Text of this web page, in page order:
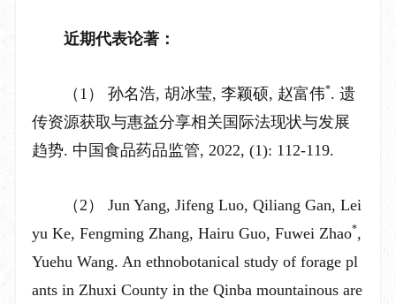
近期代表论著：
（1） 孙名浩, 胡冰莹, 李颖硕, 赵富伟*. 遗
传资源获取与惠益分享相关国际法现状与发展
趋势. 中国食品药品监管, 2022, (1): 112-119.
（2） Jun Yang, Jifeng Luo, Qiliang Gan, Lei
yu Ke, Fengming Zhang, Hairu Guo, Fuwei Zhao*,
Yuehu Wang. An ethnobotanical study of forage pl
ants in Zhuxi County in the Qinba mountainous are